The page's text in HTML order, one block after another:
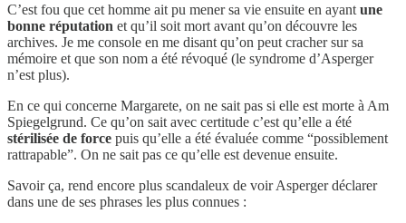
C’est fou que cet homme ait pu mener sa vie ensuite en ayant une
bonne réputation et qu’il soit mort avant qu’on découvre les
archives. Je me console en me disant qu’on peut cracher sur sa
mémoire et que son nom a été révoqué (le syndrome d’Asperger
n’est plus).
En ce qui concerne Margarete, on ne sait pas si elle est morte à Am
Spiegelgrund. Ce qu’on sait avec certitude c’est qu’elle a été
stérilisée de force puis qu’elle a été évaluée comme “possiblement
rattrapable”. On ne sait pas ce qu’elle est devenue ensuite.
Savoir ça, rend encore plus scandaleux de voir Asperger déclarer
dans une de ses phrases les plus connues :